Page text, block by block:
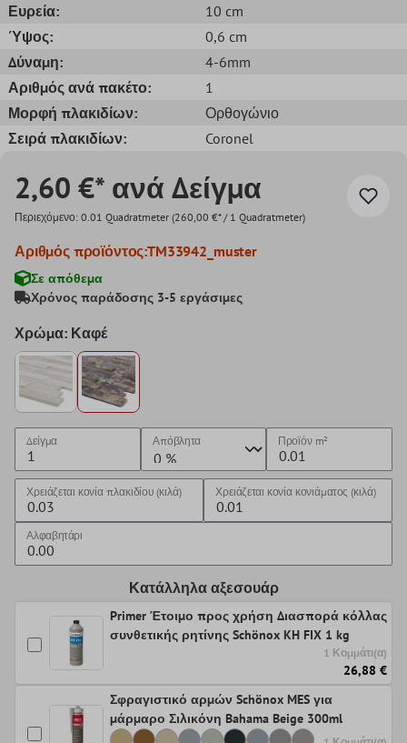
Ευρεία:
10 cm
Ύψος:
0,6 cm
Δύναμη:
4-6mm
Αριθμός ανά πακέτο:
1
Μορφή πλακιδίων:
Ορθογώνιο
Σειρά πλακιδίων:
Coronel
2,60 €* ανά Δείγμα
Περιεχόμενο: 0.01 Quadratmeter (260,00 €* / 1 Quadratmeter)
Αριθμός προϊόντος:TM33942_muster
Σε απόθεμα
Χρόνος παράδοσης 3-5 εργάσιμες
Χρώμα: Καφέ
Δείγμα Απόβλητα Προϊόνm²
Χρειάζεται κονία πλακιδίου (κιλά) Χρειάζεται κονία κονιάματος (κιλά)
Αλφαβητάρι
Κατάλληλα αξεσουάρ
Primer Έτοιμο προς χρήση Διασπορά κόλλας
συνθετικής ρητίνης Schönox KH FIX 1 kg
1 Κομμάτι(α)
26,88 €
Σφραγιστικό αρμών Schönox MES για
μάρμαρο Σιλικόνη Bahama Beige 300ml